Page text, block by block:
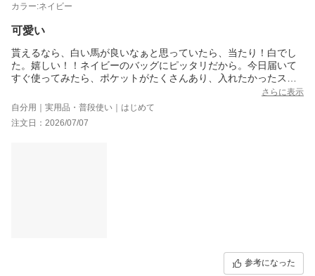
カラー:ネイビー
可愛い
貰えるなら、白い馬が良いなぁと思っていたら、当たり！白でし
た。嬉しい！！ネイビーのバッグにピッタリだから。今日届いて
すぐ使ってみたら、ポケットがたくさんあり、入れたかったスマ
ホ、サングラス、カーディガン、ハンカチ、お財布、ペットボト
ル。うーんスマホが大きくて微妙。お財布も無理。メインに入れ
るかな。まぁだいたい満足。バンバン夏用のサブバッグとして使
います。
さらに表示
自分用｜実用品・普段使い｜はじめて
注文日：2026/07/07
参考になった